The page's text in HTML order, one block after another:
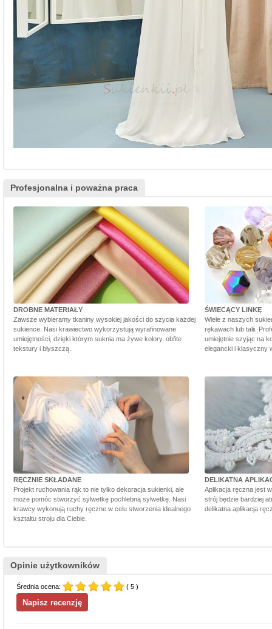
Profesjonalna i poważna praca
DROBNE MATERIAŁY
Zawsze wybieramy tkaniny wysokiej jakości do szycia każdej
sukience. Nasi krawiectwo wykorzystują wyrafinowane
umiejętności, dzięki którym suknia ma żywe kolory, obfite
tekstury i błyszczą.
ŚWIECĄCY LINKĘ
Wiele z naszych
rękawach lub talii.
umiejętnie szyjąc na
elegancki i klasyczny
RĘCZNIE SKŁADANE
Projekt ruchowania rąk to nie tylko dekoracja sukienki, ale
może pomóc stworzyć sylwetkę pochlebną sylwetkę. Nasi
krawcy wykonują ruchy ręczne w celu stworzenia idealnego
kształtu stroju dla Ciebie.
DELIKATNA
Aplikacja ręczna jest
strój będzie bardziej
delikatna aplikacja
Opinie użytkowników
Średnia ocena: ( 5 )